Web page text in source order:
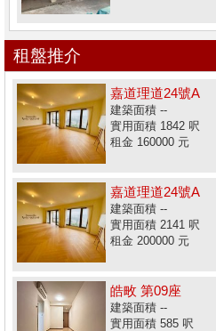
租盤推介
嘉道理道24號A
建築面積 --
實用面積 1842 呎
租金 160000 元
嘉道理道24號A
建築面積 --
實用面積 2141 呎
租金 200000 元
皓畋 第09座
建築面積 --
實用面積 585 呎